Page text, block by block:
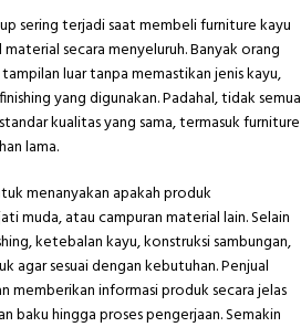
sering terjadi saat membeli furniture kayu
secara menyeluruh. Banyak orang
luar tanpa memastikan jenis kayu,
yang digunakan. Padahal, tidak semua
kualitas yang sama, termasuk furniture
lama.
menanyakan apakah produk
muda, atau campuran material lain. Selain
ketebalan kayu, konstruksi sambungan,
agar sesuai dengan kebutuhan. Penjual
memberikan informasi produk secara jelas
baku hingga proses pengerjaan. Semakin